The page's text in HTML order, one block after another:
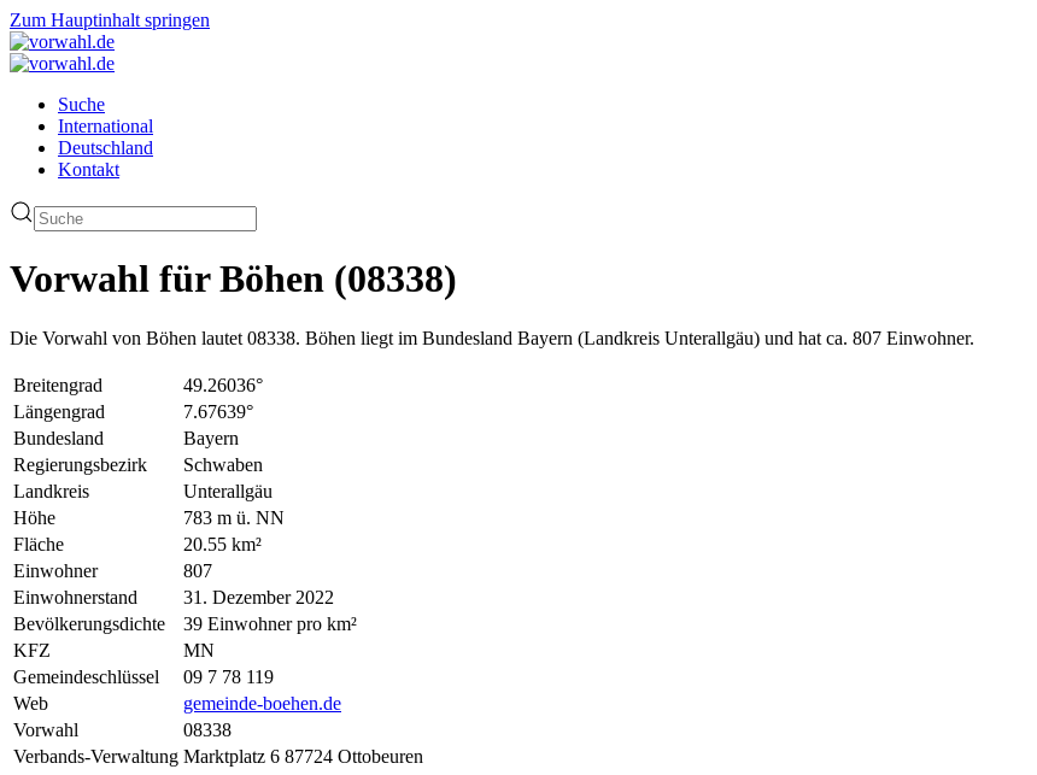
Zum Hauptinhalt springen
Suche
International
Deutschland
Kontakt
Vorwahl für Böhen (08338)
Die Vorwahl von Böhen lautet 08338. Böhen liegt im Bundesland Bayern (Landkreis Unterallgäu) und hat ca. 807 Einwohner.
Breitengrad
49.26036°
Längengrad
7.67639°
Bundesland
Bayern
Regierungsbezirk
Schwaben
Landkreis
Unterallgäu
Höhe
783 m ü. NN
Fläche
20.55 km²
Einwohner
807
Einwohnerstand
31. Dezember 2022
Bevölkerungsdichte
39 Einwohner pro km²
KFZ
MN
Gemeindeschlüssel
09 7 78 119
Web
gemeinde-boehen.de
Vorwahl
08338
Verbands-Verwaltung Marktplatz 6 87724 Ottobeuren